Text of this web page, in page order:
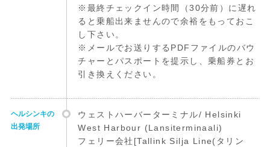
※最終チェックイン時間（30分前）に遅れ
ると乗船出来ませんので余裕をもっておこ
し下さい。
※メールでお送りするPDFファイルのバウ
チャーとパスポートを提示し、乗船券とお
引き換えください。
ヘルシンキの
出発場所
ウェストハーバーターミナル/ Helsinki
West Harbour (Lansiterminaali)
フェリー会社[Tallink Silja Line(タリン